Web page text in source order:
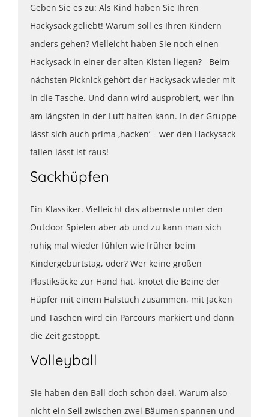
Geben Sie es zu: Als Kind haben Sie Ihren
Hackysack geliebt! Warum soll es Ihren Kindern
anders gehen? Vielleicht haben Sie noch einen
Hackysack in einer der alten Kisten liegen? Beim
nächsten Picknick gehört der Hackysack wieder mit
in die Tasche. Und dann wird ausprobiert, wer ihn
am längsten in der Luft halten kann. In der Gruppe
lässt sich auch prima ‚hacken’ – wer den Hackysack
fallen lässt ist raus!
Sackhüpfen
Ein Klassiker. Vielleicht das albernste unter den
Outdoor Spielen aber ab und zu kann man sich
ruhig mal wieder fühlen wie früher beim
Kindergeburtstag, oder? Wer keine großen
Plastiksäcke zur Hand hat, knotet die Beine der
Hüpfer mit einem Halstuch zusammen, mit Jacken
und Taschen wird ein Parcours markiert und dann
die Zeit gestoppt.
Volleyball
Sie haben den Ball doch schon daei. Warum also
nicht ein Seil zwischen zwei Bäumen spannen und